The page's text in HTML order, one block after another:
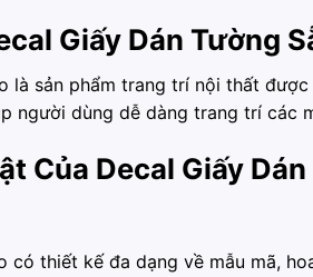
Giấy Dán Tường
là sản phẩm trang trí nội thất
người dùng dễ dàng trang trí
Của Decal Giấy
có thiết kế đa dạng về mẫu mã,